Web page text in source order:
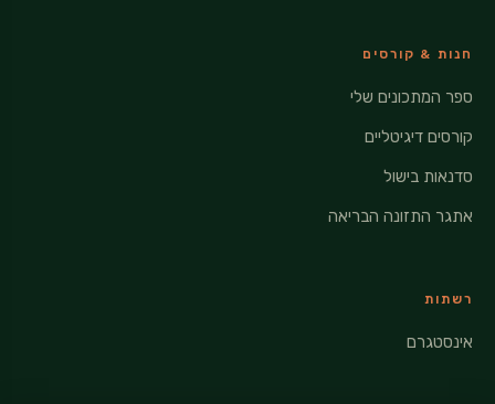
חנות & קורסים
ספר המתכונים שלי
קורסים דיגיטליים
סדנאות בישול
אתגר התזונה הבריאה
רשתות
אינסטגרם